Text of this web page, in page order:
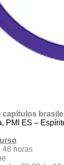
capítulos
PMI ES –
48 horas